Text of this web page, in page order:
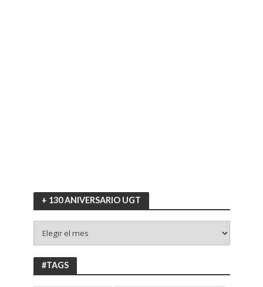
+ 130 ANIVERSARIO UGT
130
ANIVERSARIO
UGT
#TAGS